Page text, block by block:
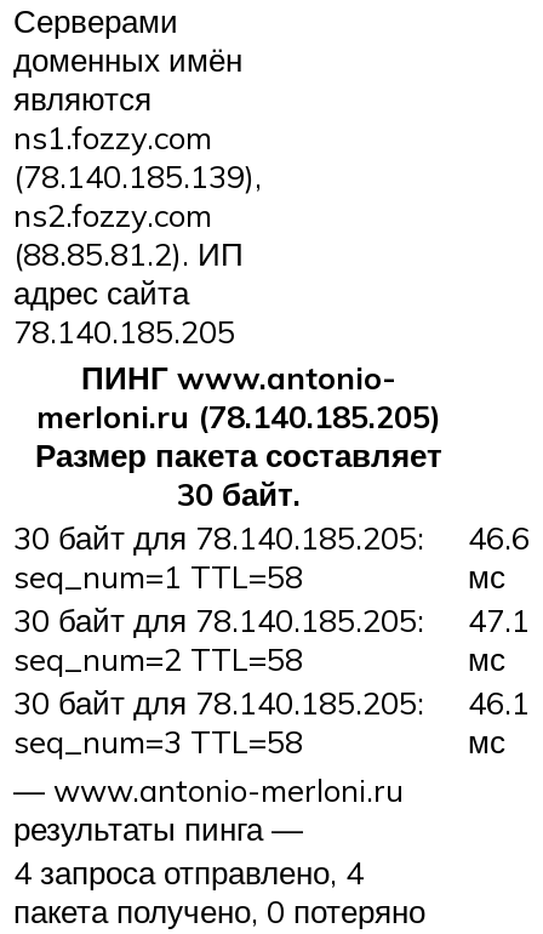
Серверами
доменных имён
являются
ns1.fozzy.com
(78.140.185.139),
ns2.fozzy.com
(88.85.81.2). ИП
адрес сайта
78.140.185.205
ПИНГ www.antonio-
merloni.ru (78.140.185.205)
Размер пакета составляет
30 байт.
30 байт для 78.140.185.205:
seq_num=1 TTL=58
46.6
мс
30 байт для 78.140.185.205:
seq_num=2 TTL=58
47.1
мс
30 байт для 78.140.185.205:
seq_num=3 TTL=58
46.1
мс
— www.antonio-merloni.ru
результаты пинга —
4 запроса отправлено, 4
пакета получено, 0 потеряно